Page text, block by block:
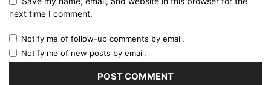
next time I comment.
Notify me of follow-up comments by email.
Notify me of new posts by email.